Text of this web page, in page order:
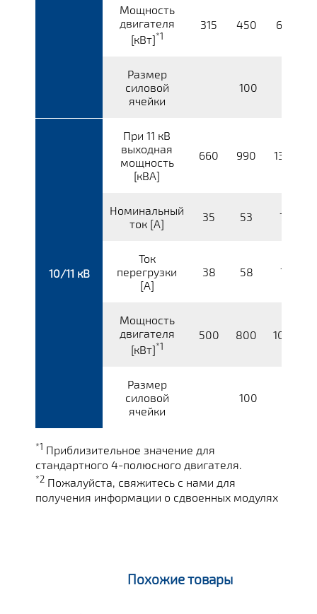
Мощность
двигателя
[кВт]*1
315 450 650
Размер
силовой
ячейки
100
10/11 кВ
При 11 кВ
выходная
мощность
[кВА]
660 990 1320
Номинальный
ток [A]
35 53 70
Ток
перегрузки
[A]
38 58 77
Мощность
двигателя
[кВт]*1
500 800 1000
Размер
силовой
ячейки
100
*1 Приблизительное значение для
стандартного 4-полюсного двигателя.
*2 Пожалуйста, свяжитесь с нами для
получения информации о сдвоенных модулях
Похожие товары